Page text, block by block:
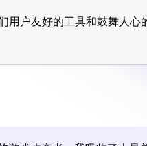
户友好的工具和鼓舞人心